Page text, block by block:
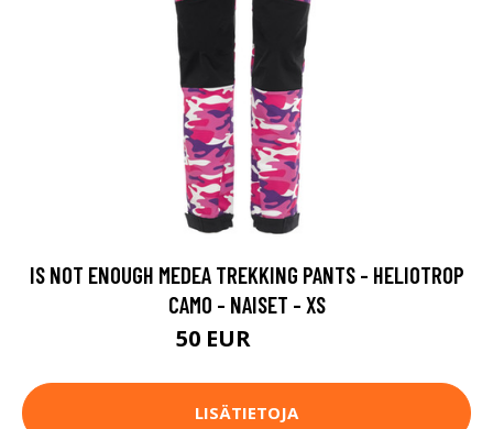
IS NOT ENOUGH MEDEA TREKKING PANTS - HELIOTROP
CAMO - NAISET - XS
50 EUR
LISÄTIETOJA